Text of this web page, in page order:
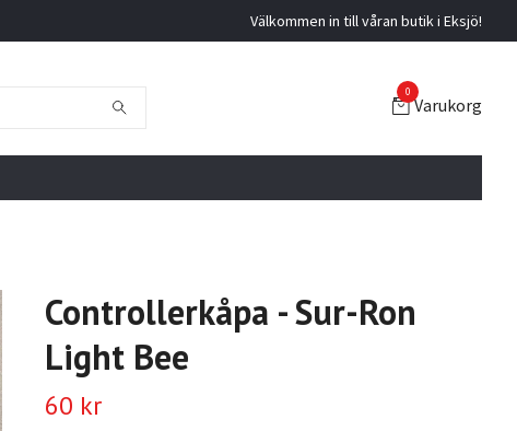
Välkommen in till våran butik i Eksjö!
0
Varukorg
Controllerkåpa - Sur-Ron
Light Bee
60 kr